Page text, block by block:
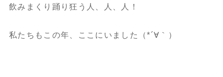
飲みまくり踊り狂う人、人、人！
私たちもこの年、ここにいました（*´∀｀）